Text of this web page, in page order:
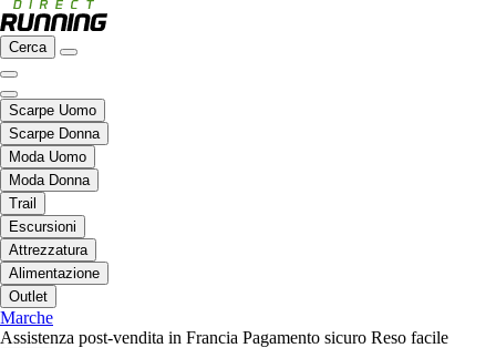
Cerca
Scarpe Uomo
Scarpe Donna
Moda Uomo
Moda Donna
Trail
Escursioni
Attrezzatura
Alimentazione
Outlet
Marche
Assistenza post-vendita in Francia Pagamento sicuro Reso facile